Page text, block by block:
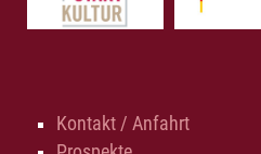
Kontakt / Anfahrt